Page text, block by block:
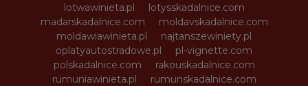
lotwawinieta.pl
lotysskadalnice.com
madarskadalnice.com
moldavskadalnice.com
moldawiawinieta.pl
najtanszewiniety.pl
oplatyautostradowe.pl
pl-vignette.com
polskadalnice.com
rakouskadalnice.com
rumuniawinieta.pl
rumunskadalnice.com